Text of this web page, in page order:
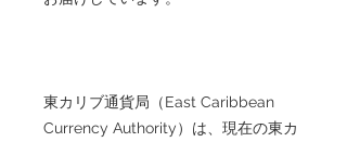
東カリブ通貨局（East Caribbean
Currency Authority）は、現在の東カ